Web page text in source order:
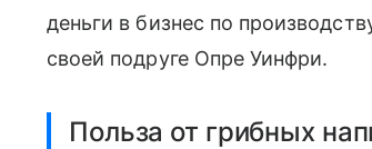
деньги в бизнес по
своей подруге Опре Уинфри.
Польза от грибных